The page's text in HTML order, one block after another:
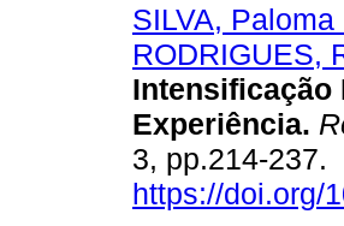
SILVA,
RODRIGUES,
Intensificação
Experiência.
3, pp.214-
https://doi.org/